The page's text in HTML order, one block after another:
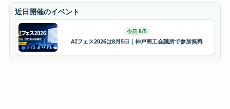
近日開催のイベント
今日 8/5
AIフェス2026は8月5日｜神戸商工会議所で参加無料